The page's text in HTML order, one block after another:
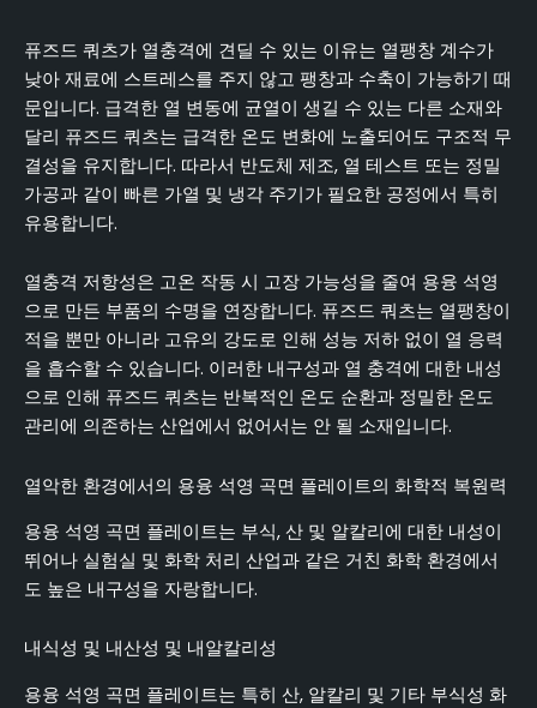
퓨즈드 쿼츠가 열충격에 견딜 수 있는 이유는 열팽창 계수가
낮아 재료에 스트레스를 주지 않고 팽창과 수축이 가능하기 때
문입니다. 급격한 열 변동에 균열이 생길 수 있는 다른 소재와
달리 퓨즈드 쿼츠는 급격한 온도 변화에 노출되어도 구조적 무
결성을 유지합니다. 따라서 반도체 제조, 열 테스트 또는 정밀
가공과 같이 빠른 가열 및 냉각 주기가 필요한 공정에서 특히
유용합니다.
열충격 저항성은 고온 작동 시 고장 가능성을 줄여 용융 석영
으로 만든 부품의 수명을 연장합니다. 퓨즈드 쿼츠는 열팽창이
적을 뿐만 아니라 고유의 강도로 인해 성능 저하 없이 열 응력
을 흡수할 수 있습니다. 이러한 내구성과 열 충격에 대한 내성
으로 인해 퓨즈드 쿼츠는 반복적인 온도 순환과 정밀한 온도
관리에 의존하는 산업에서 없어서는 안 될 소재입니다.
열악한 환경에서의 용융 석영 곡면 플레이트의 화학적 복원력
용융 석영 곡면 플레이트는 부식, 산 및 알칼리에 대한 내성이
뛰어나 실험실 및 화학 처리 산업과 같은 거친 화학 환경에서
도 높은 내구성을 자랑합니다.
내식성 및 내산성 및 내알칼리성
용융 석영 곡면 플레이트는 특히 산, 알칼리 및 기타 부식성 화